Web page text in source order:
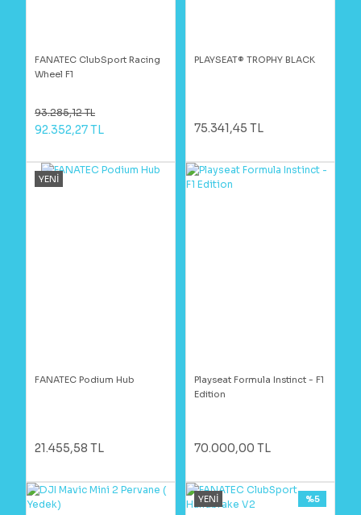
FANATEC ClubSport Racing
Wheel F1
93.285,12 TL
92.352,27 TL
PLAYSEAT® TROPHY BLACK
75.341,45 TL
YENİ
FANATEC Podium Hub
21.455,58 TL
Playseat Formula Instinct - F1
Edition
70.000,00 TL
YENİ %5